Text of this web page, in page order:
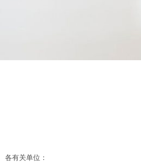
各有关单位：